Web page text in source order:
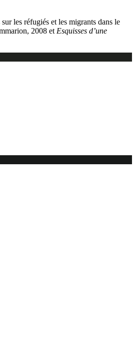
les réfugiés et les migrants dans le
2008 et Esquisses d’une